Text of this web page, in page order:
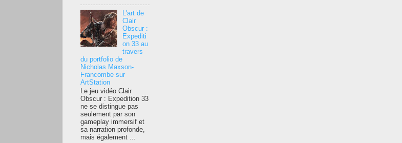
L'art de
Clair
Obscur :
Expediti
on 33 au
travers
du portfolio de
Nicholas Maxson-
Francombe sur
ArtStation
Le jeu vidéo Clair
Obscur : Expedition 33
ne se distingue pas
seulement par son
gameplay immersif et
sa narration profonde,
mais également ...